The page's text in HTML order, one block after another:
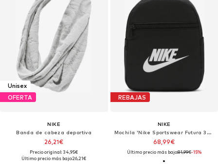
Unisex
OFERTA
NIKE
Banda de cabeza deportiva
26,21€
Precio original: 34,95€
Último precio más bajo:26,21€
REBAJAS
NIKE
Mochila 'Nike Sportswear Futura 365 Mini 6L'
68,99€
Último precio más bajo:81,99€-15%